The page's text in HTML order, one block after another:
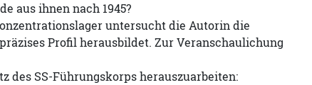
aus ihnen nach 1945?
untersucht die Autorin die
Profil herausbildet. Zur Veranschaulichung
des SS-Führungskorps herauszuarbeiten: